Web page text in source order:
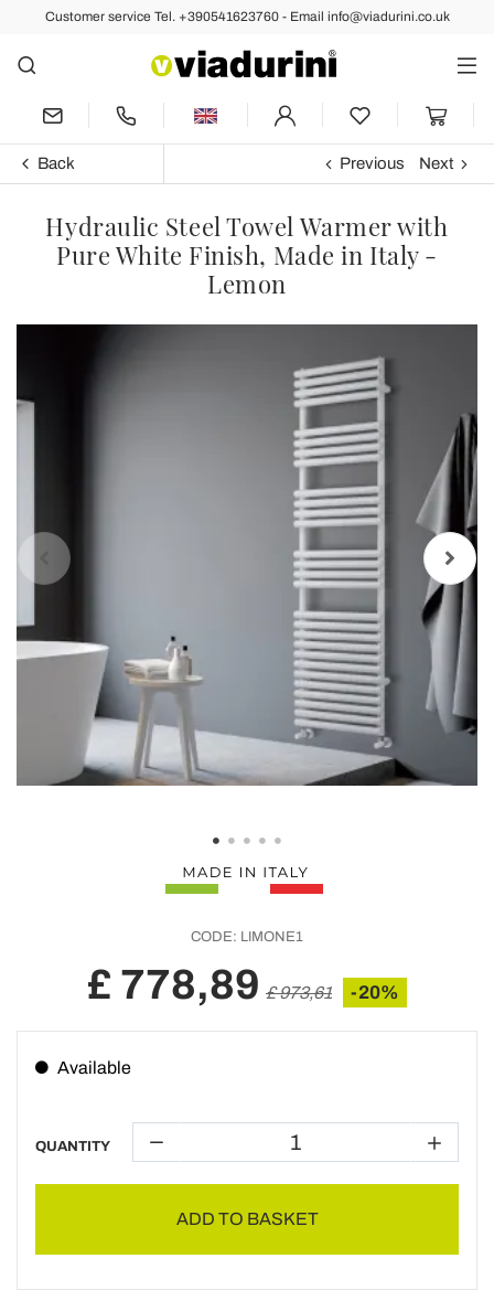
Customer service Tel. +390541623760 - Email info@viadurini.co.uk
Back Previous Next
Hydraulic Steel Towel Warmer with
Pure White Finish, Made in Italy -
Lemon
CODE: LIMONE1
£ 778,89 £ 973,61 -20%
Available
QUANTITY
ADD TO BASKET